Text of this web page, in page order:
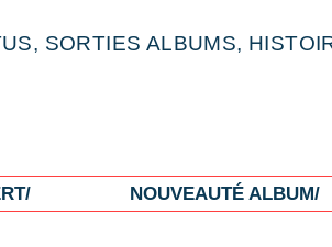
SORTIES ALBUMS,
NOUVEAUTÉ ALBUM/